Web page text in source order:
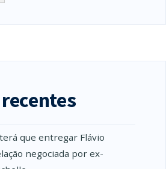
que entregar Flávio
negociada por ex-